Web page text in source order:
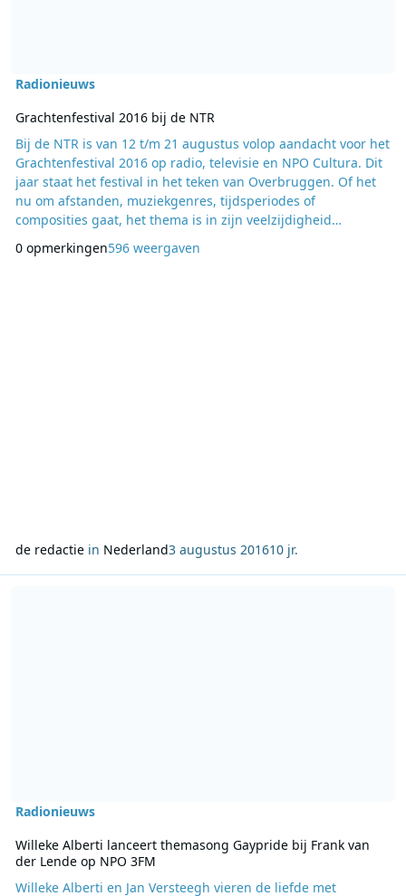
Radionieuws
Grachtenfestival 2016 bij de NTR
Bij de NTR is van 12 t/m 21 augustus volop aandacht voor het
Grachtenfestival 2016 op radio, televisie en NPO Cultura. Dit
jaar staat het festival in het teken van Overbruggen. Of het
nu om afstanden, muziekgenres, tijdsperiodes of
composities gaat, het thema is in zijn veelzijdigheid
augustus, 21:00 – 22:00 uur LIVE op NPO Cultura Op vrijdag
0 opmerkingen596 weergaven
de redactiein Nederland3 augustus 201610 jr.
Radionieuws
Willeke Alberti lanceert themasong Gaypride bij Frank van
der Lende op NPO 3FM
Willeke Alberti en Jan Versteegh vieren de liefde met